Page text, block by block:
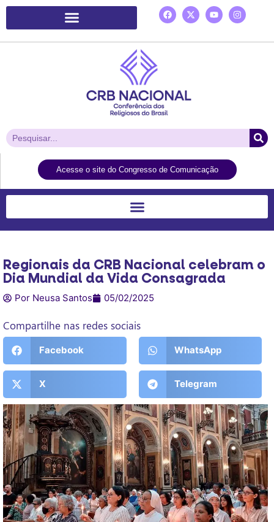
Acesse o site do Congresso de Comunicação
Regionais da CRB Nacional celebram o
Dia Mundial da Vida Consagrada
Por Neusa Santos 05/02/2025
Compartilhe nas redes sociais
Facebook WhatsApp
X Telegram